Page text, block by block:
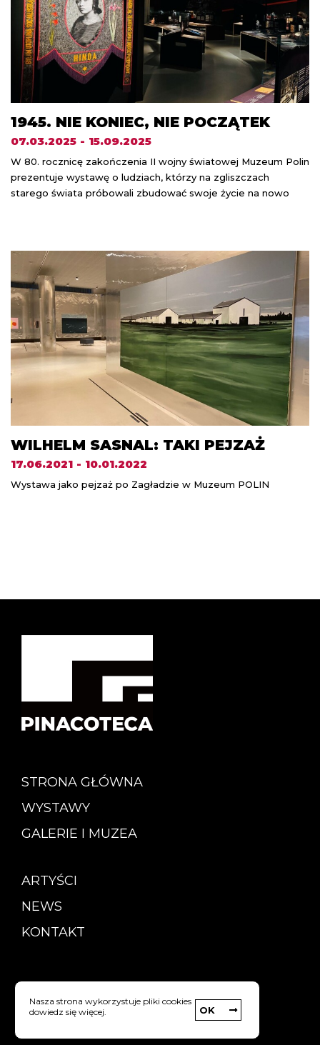
1945. NIE KONIEC, NIE POCZĄTEK
07.03.2025 - 15.09.2025
W 80. rocznicę zakończenia II wojny światowej Muzeum Polin
prezentuje wystawę o ludziach, którzy na zgliszczach
starego świata próbowali zbudować swoje życie na nowo
WILHELM SASNAL: TAKI PEJZAŻ
17.06.2021 - 10.01.2022
Wystawa jako pejzaż po Zagładzie w Muzeum POLIN
STRONA GŁÓWNA
WYSTAWY
GALERIE I MUZEA
ARTYŚCI
NEWS
KONTAKT
Copyright © Pinacoteca
Polityka prywatności
Nasza strona wykorzystuje pliki cookies
dowiedz się więcej.
OK